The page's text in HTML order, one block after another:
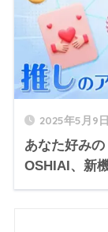
2025年5月9日
あなた好み
OSHIAI、新